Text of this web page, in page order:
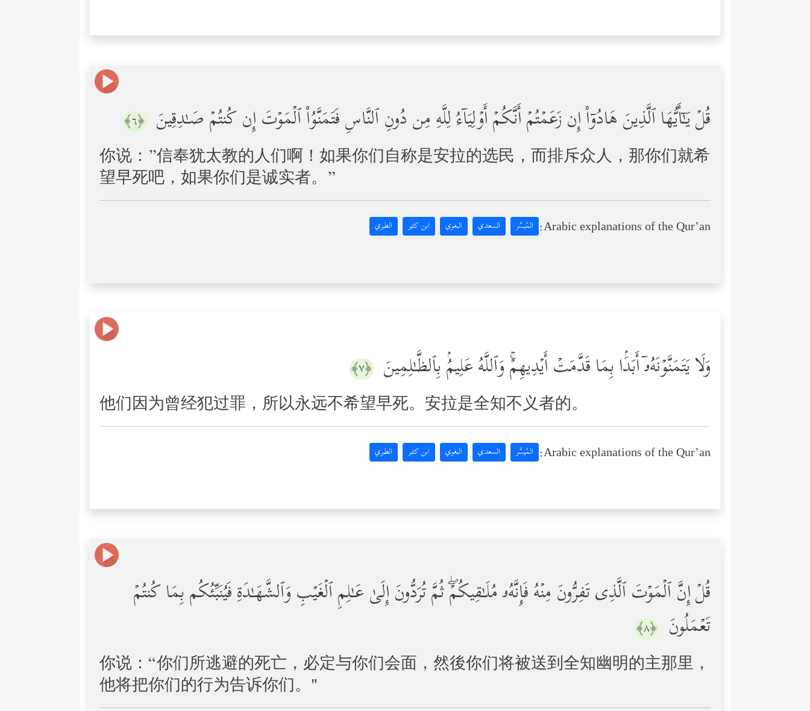
قُلۡ یَـٰۤأَیُّهَا ٱلَّذِینَ هَادُوۤاْ إِن زَعَمۡتُمۡ أَنَّكُمۡ أَوۡلِیَاۤءُ لِلَّهِ مِن دُونِ ٱلنَّاسِ فَتَمَنَّوُاْ ٱلۡمَوۡتَ إِن كُنتُمۡ صَـٰدِقِینَ ﴿٦﴾
你说：”信奉犹太教的人们啊！如果你们自称是安拉的选民，而排斥众人，那你们就希
望早死吧，如果你们是诚实者。”
Arabic explanations of the Qur’an: المُيسَّر السعدي البغوي ابن كثير الطبري
وَلَا یَتَمَنَّوۡنَهُۥۤ أَبَدَۢا بِمَا قَدَّمَتۡ أَیۡدِیهِمۡۚ وَٱللَّهُ عَلِیمُۢ بِٱلظَّـٰلِمِینَ ﴿٧﴾
他们因为曾经犯过罪，所以永远不希望早死。安拉是全知不义者的。
Arabic explanations of the Qur’an: المُيسَّر السعدي البغوي ابن كثير الطبري
قُلۡ إِنَّ ٱلۡمَوۡتَ ٱلَّذِی تَفِرُّونَ مِنۡهُ فَإِنَّهُۥ مُلَـٰقِیكُمۡۖ ثُمَّ تُرَدُّونَ إِلَىٰ عَـٰلِمِ ٱلۡغَیۡبِ وَٱلشَّهَـٰدَةِ فَیُنَبِّئُكُم بِمَا كُنتُمۡ
تَعۡمَلُونَ ﴿٨﴾
你说：“你们所逃避的死亡，必定与你们会面，然後你们将被送到全知幽明的主那里，
他将把你们的行为告诉你们。"